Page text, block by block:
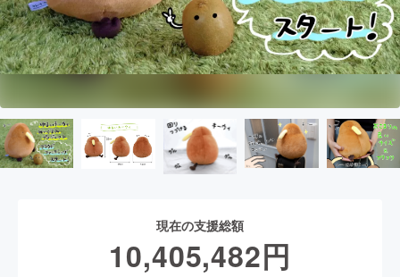
現在の支援総額
10,405,482円